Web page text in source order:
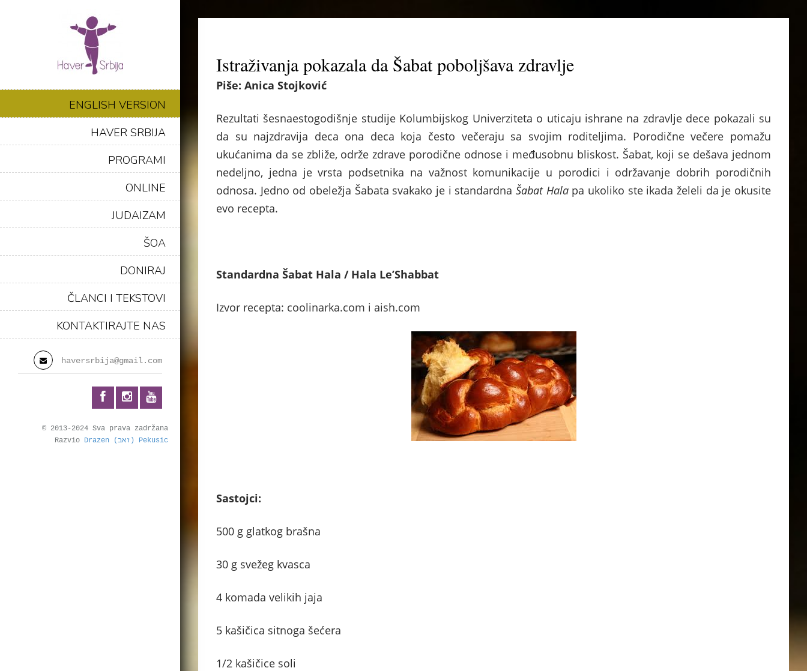
ENGLISH VERSION
HAVER SRBIJA
PROGRAMI
ONLINE
JUDAIZAM
ŠOA
DONIRAJ
ČLANCI I TEKSTOVI
KONTAKTIRAJTE NAS
haversrbija@gmail.com
© 2013-2024 Sva prava zadržana
Razvio
Drazen (זאב) Pekusic
Istraživanja pokazala da Šabat poboljšava zdravlje
Piše: Anica Stojković
Rezultati šesnaestogodišnje studije Kolumbijskog Univerziteta o uticaju ishrane na zdravlje dece pokazali su
da su najzdravija deca ona deca koja često večeraju sa svojim roditeljima. Porodične večere pomažu
ukućanima da se zbliže, održe zdrave porodične odnose i međusobnu bliskost. Šabat, koji se dešava jednom
nedeljno, jedna je vrsta podsetnika na važnost komunikacije u porodici i održavanje dobrih porodičnih
odnosa. Jedno od obeležja Šabata svakako je i standardna Šabat Halapa ukoliko ste ikada želeli da je okusite
evo recepta.
Standardna Šabat Hala / Hala Le’Shabbat
Izvor recepta: coolinarka.com i aish.com
Sastojci:
500 g glatkog brašna
30 g svežeg kvasca
4 komada velikih jaja
5 kašičica sitnoga šećera
1/2 kašičice soli